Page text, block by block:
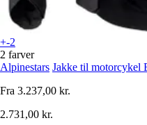
+-2
2 farver
Alpinestars Jakke til motorcykel
Fra 3.237,00 kr.
2.731,00 kr.